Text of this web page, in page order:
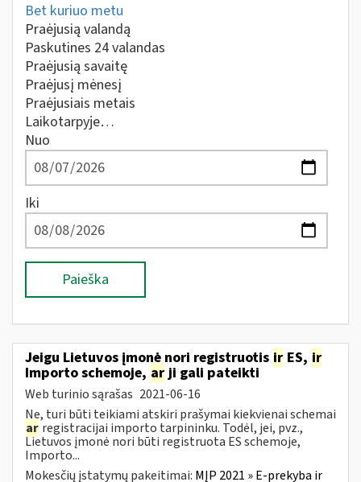
Bet kuriuo metu
Praėjusią valandą
Paskutines 24 valandas
Praėjusią savaitę
Praėjusį mėnesį
Praėjusiais metais
Laikotarpyje…
Nuo
Iki
Paieška
Jeigu Lietuvos įmonė nori registruotis ir ES, ir
Importo schemoje, arji gali pateikti
Web turinio sąrašas 2021-06-16
Ne, turi būti teikiami atskiri prašymai kiekvienai schemai
ar registracijai importo tarpininku. Todėl, jei, pvz.,
Lietuvos įmonė nori būti registruota ES schemoje,
Importo...
Mokesčių įstatymų pakeitimai: MĮP 2021 » E-prekyba ir